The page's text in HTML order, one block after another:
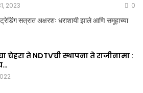
2023 0
सत्रात अक्षरशः धराशायी झाले आणि समूहाच्या
चेहरा ते NDTVची स्थापना ते राजीनामा :